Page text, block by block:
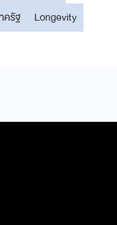
ครัฐ Longevity